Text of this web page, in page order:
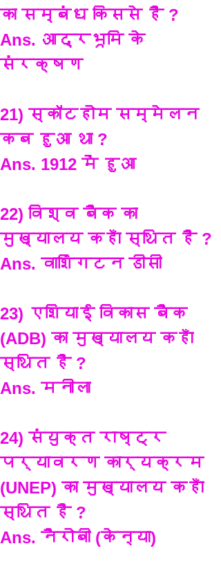
का सम्बंध किससे है ?
Ans. आद्रभूमि के
संरक्षण
21) स्कॉटहोम सम्मेलन
कब हुआ था ?
Ans. 1912 में हुआ
22) विश्व बैंक का
मुख्यालय कहाँ स्थित है ?
Ans. वाशिंगटन डीसी
23) एशियाई विकास बैंक
(ADB) का मुख्यालय कहाँ
स्थित है ?
Ans. मनीला
24) संयुक्त राष्ट्र
पर्यावरण कार्यक्रम
(UNEP) का मुख्यालय कहाँ
स्थित है ?
Ans. नैरोबी (केन्या)